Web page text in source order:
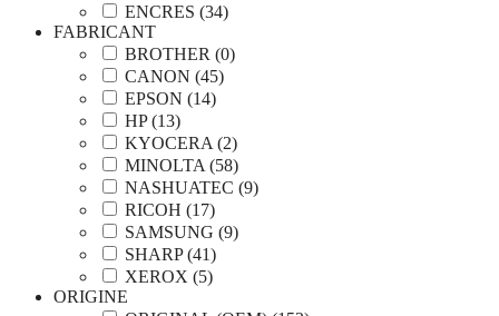
ENCRES (34)
FABRICANT
BROTHER (0)
CANON (45)
EPSON (14)
HP (13)
KYOCERA (2)
MINOLTA (58)
NASHUATEC (9)
RICOH (17)
SAMSUNG (9)
SHARP (41)
XEROX (5)
ORIGINE